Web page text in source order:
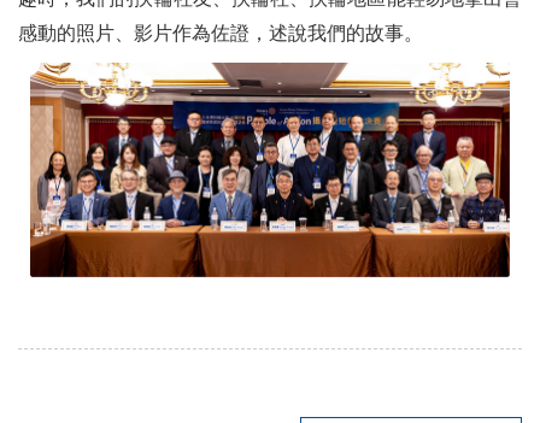
感動的照片、影片作為佐證，述說我們的故事。